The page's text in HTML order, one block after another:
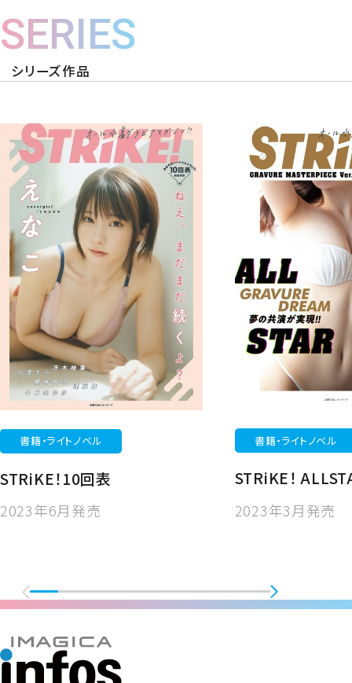
SERIES
シリーズ作品
書籍・ライトノベル
STRiKE！10回表
2023年6月発売
書籍・ライトノベル
STRiKE！
2023年3月発売